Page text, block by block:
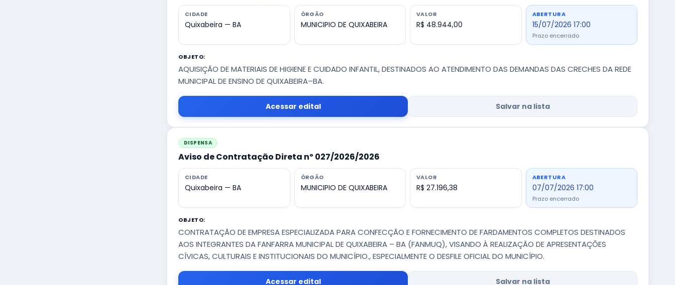
CIDADE
Quixabeira — BA
ÓRGÃO
MUNICIPIO DE QUIXABEIRA
VALOR
R$ 48.944,00
ABERTURA
15/07/2026 17:00
Prazo encerrado
OBJETO:
AQUISIÇÃO DE MATERIAIS DE HIGIENE E CUIDADO INFANTIL, DESTINADOS AO ATENDIMENTO DAS DEMANDAS DAS CRECHES DA REDE
MUNICIPAL DE ENSINO DE QUIXABEIRA–BA.
Acessar edital Salvar na lista
DISPENSA
Aviso de Contratação Direta nº 027/2026/2026
CIDADE
Quixabeira — BA
ÓRGÃO
MUNICIPIO DE QUIXABEIRA
VALOR
R$ 27.196,38
ABERTURA
07/07/2026 17:00
Prazo encerrado
OBJETO:
CONTRATAÇÃO DE EMPRESA ESPECIALIZADA PARA CONFECÇÃO E FORNECIMENTO DE FARDAMENTOS COMPLETOS DESTINADOS
AOS INTEGRANTES DA FANFARRA MUNICIPAL DE QUIXABEIRA – BA (FANMUQ), VISANDO À REALIZAÇÃO DE APRESENTAÇÕES
CÍVICAS, CULTURAIS E INSTITUCIONAIS DO MUNICÍPIO., ESPECIALMENTE O DESFILE OFICIAL DO MUNICÍPIO.
Acessar edital Salvar na lista